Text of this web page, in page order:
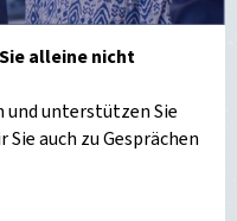
alleine nicht
und unterstützen Sie
auch zu Gesprächen